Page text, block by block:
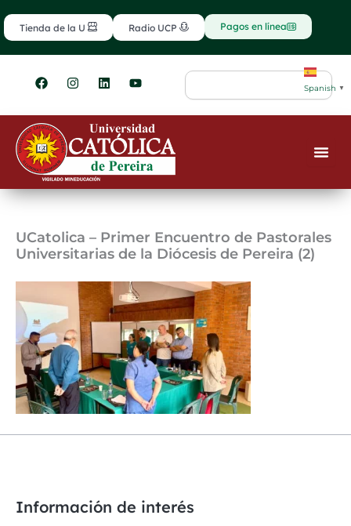
al
contenido
Tienda de la U Radio UCP Pagos en línea
F
a
e
b
o
o
k
I
n
t
g
r
m
L
i
k
e
d
i
n
Y
o
t
u
b
e
Search
Spanish ▼
UCatolica – Primer Encuentro de Pastorales
Universitarias de la Diócesis de Pereira (2)
Información de interés